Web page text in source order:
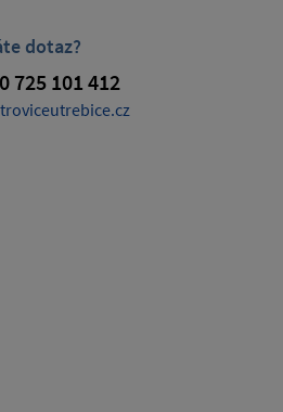
dotaz?
725 101 412